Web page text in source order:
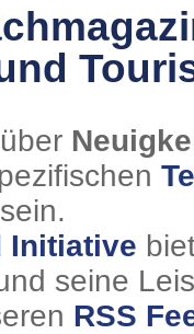
Initiative
seine
RSS